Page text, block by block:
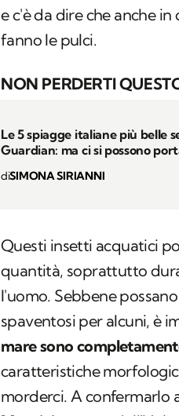
e c'è da dire che anche
fanno le pulci.
NON PERDERTI
Le 5 spiagge italiane più belle
Guardian: ma ci si possono
diSIMONA SIRIANNI
Questi insetti acquatici
quantità, soprattutto
l'uomo. Sebbene
spaventosi per alcuni, è
mare sono
caratteristiche
morderci. A confermarlo